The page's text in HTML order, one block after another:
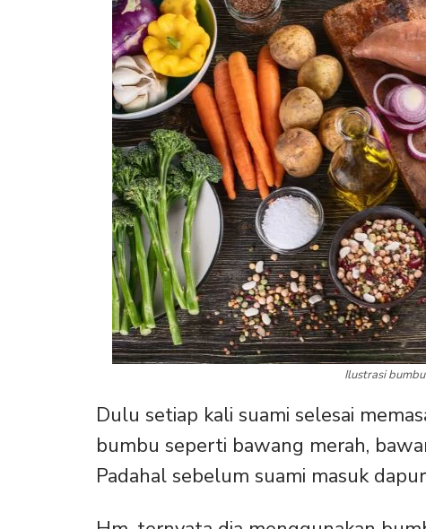
Ilustrasi
Dulu setiap kali suami selesai
bumbu seperti bawang merah,
Padahal sebelum suami masuk